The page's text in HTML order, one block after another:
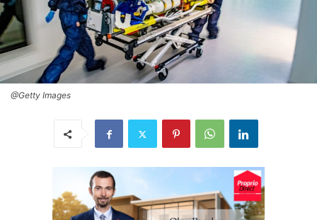
@Getty Images